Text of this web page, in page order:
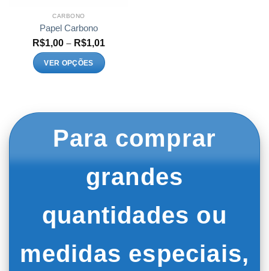
CARBONO
Papel Carbono
R$1,00 – R$1,01
preço:
R$1,00
VER OPÇÕES
várias
As
escolhidas
página
Para comprar
grandes
quantidades ou
medidas especiais,